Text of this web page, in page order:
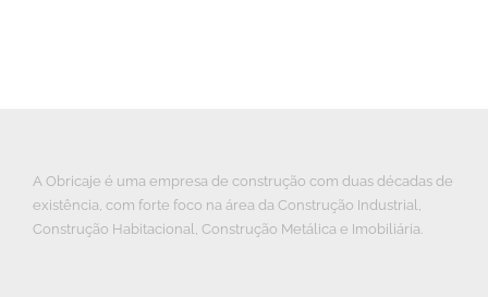
A Obricaje é uma empresa de construção com duas décadas de
existência, com forte foco na área da Construção Industrial,
Construção Habitacional, Construção Metálica e Imobiliária.